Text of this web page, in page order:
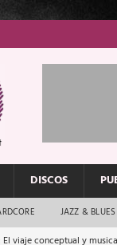
DISCOS
JAZZ & BLUES
El viaje conceptual y